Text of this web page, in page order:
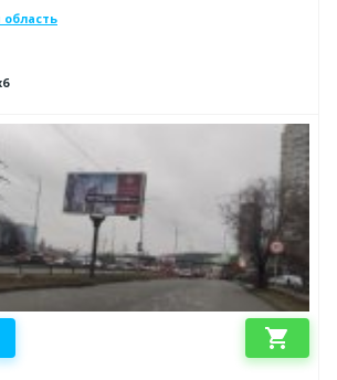
область
shopping_cart